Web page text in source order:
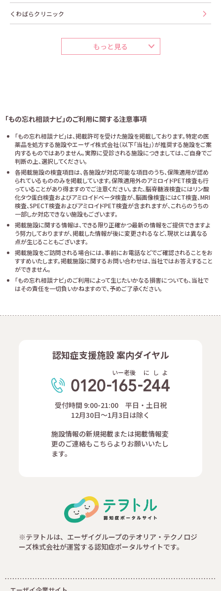
くわばらクリニック
もっと見る
「もの忘れ相談ナビ」のご利用に関する注意事項
「もの忘れ相談ナビ」は、掲載許可を受けた施設を掲載しております。特定の医
薬品を処方する施設やエーザイ株式会社（以下「当社」）が推奨する施設をご案
内するものではありません。実際に受診される施設につきましては、ご自身でご
判断の上、選択してください。
各掲載施設の検査項目は、各施設が対応可能な項目のうち、保険適用が認め
られているもののみを掲載しています。保険適用外のアミロイドPET検査も行
っていることがあり得ますのでご注意ください。また、脳脊髄液検査にはリン酸
化タウ蛋白検査およびアミロイドベータ検査が、脳画像検査にはCT検査、MRI
検査、SPECT検査およびアミロイドPET検査が含まれますが、これらのうちの
一部しか対応できない施設もございます。
掲載施設に関する情報は、できる限り正確かつ最新の情報をご提供できますよ
う努力しておりますが、掲載した情報が後に変更されるなど、現状とは異なる
点が生じることもございます。
掲載施設をご訪問される場合には、事前にお電話などでご確認されることをお
すすめいたします。掲載施設に関するお問い合わせは、当社ではお答えすること
ができません。
「もの忘れ相談ナビ」のご利用によって生じたいかなる損害についても、当社で
はその責任を一切負いかねますので、予めご了承ください。
認知症支援施設 案内ダイヤル
いー老後 に し よ
受付時間 9:00-21:00 平日・土日祝
12月30日～1月3日は除く
施設情報の新規掲載または掲載情報変
更のご連絡もこちらよりお願いいたし
ます。
※テヲトルは、エーザイグループのテオリア・テクノロジ
ーズ株式会社が運営する認知症ポータルサイトです。